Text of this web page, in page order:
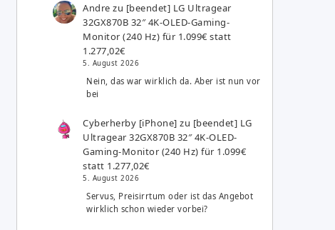
Andre zu [beendet] LG Ultragear
32GX870B 32″ 4K-OLED-Gaming-
Monitor (240 Hz) für 1.099€ statt
1.277,02€
5. August 2026
Nein, das war wirklich da. Aber ist nun vor
bei
Cyberherby [iPhone] zu [beendet] LG
Ultragear 32GX870B 32″ 4K-OLED-
Gaming-Monitor (240 Hz) für 1.099€
statt 1.277,02€
5. August 2026
Servus, Preisirrtum oder ist das Angebot
wirklich schon wieder vorbei?